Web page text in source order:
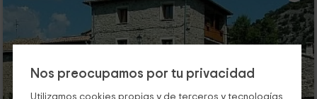
Nos preocupamos por tu privacidad
Utilizamos cookies propias y de terceros y tecnologías